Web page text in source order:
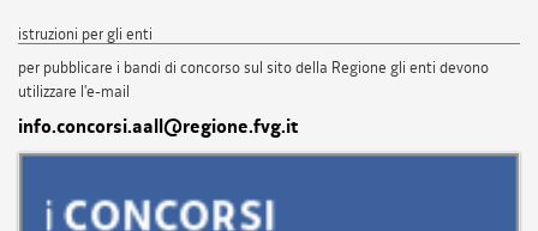
istruzioni per gli enti
per pubblicare i bandi di concorso sul sito della Regione gli enti devono
utilizzare l'e-mail
info.concorsi.aall@regione.fvg.it